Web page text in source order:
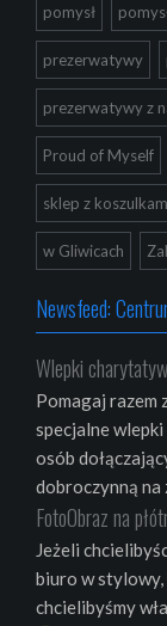
pomysł
prezerwatywy
prezerwatywy z
Proud of Myself
sklep z
w Gliwicach
Newsfeed:
Wlepki
Pomagaj razem
specjalne
osób
dobroczynną na
FotoObraz na
Jeżeli
biuro w stylowy,
chcielibyśmy